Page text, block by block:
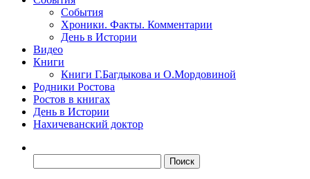
События
Хроники. Факты. Комментарии
День в Истории
Видео
Книги
Книги Г.Багдыкова и О.Мордовиной
Родники Ростова
Ростов в книгах
День в Истории
Нахичеванский доктор